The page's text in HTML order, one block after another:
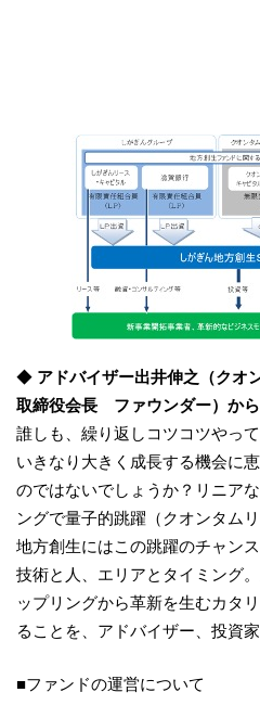
​◆ アドバイザー出井伸之（クオ
取締役会長 ファウンダー） か
誰しも、繰り返しコツコツやっ
いきなり大きく成長する機会に
のではないでしょうか？リニア
ングで量子的跳躍（クオンタム
地方創生にはこの跳躍のチャン
技術と人、エリアとタイミング
ップリングから革新を生むカタ
ることを、アドバイザー、投資
■ファンドの運営について